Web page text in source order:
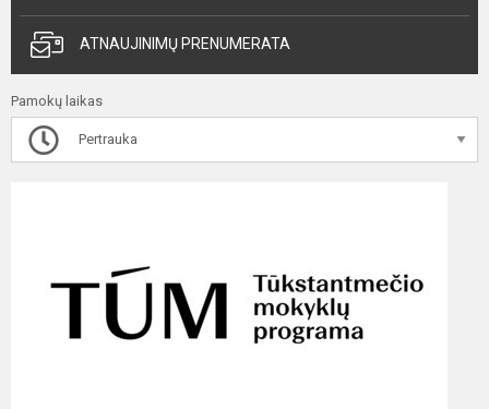
ATNAUJINIMŲ PRENUMERATA
Pamokų laikas
Pertrauka